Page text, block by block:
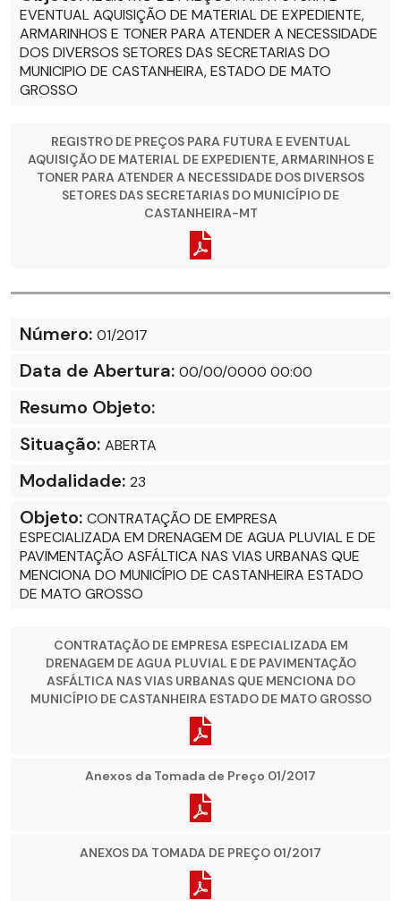
EVENTUAL AQUISIÇÃO DE MATERIAL DE EXPEDIENTE,
ARMARINHOS E TONER PARA ATENDER A NECESSIDADE
DOS DIVERSOS SETORES DAS SECRETARIAS DO
MUNICIPIO DE CASTANHEIRA, ESTADO DE MATO
GROSSO
REGISTRO DE PREÇOS PARA FUTURA E EVENTUAL
AQUISIÇÃO DE MATERIAL DE EXPEDIENTE, ARMARINHOS E
TONER PARA ATENDER A NECESSIDADE DOS DIVERSOS
SETORES DAS SECRETARIAS DO MUNICÍPIO DE
CASTANHEIRA-MT
Número: 01/2017
Data de Abertura: 00/00/0000 00:00
Resumo Objeto:
Situação: ABERTA
Modalidade: 23
Objeto: CONTRATAÇÃO DE EMPRESA
ESPECIALIZADA EM DRENAGEM DE AGUA PLUVIAL E DE
PAVIMENTAÇÃO ASFÁLTICA NAS VIAS URBANAS QUE
MENCIONA DO MUNICÍPIO DE CASTANHEIRA ESTADO
DE MATO GROSSO
CONTRATAÇÃO DE EMPRESA ESPECIALIZADA EM
DRENAGEM DE AGUA PLUVIAL E DE PAVIMENTAÇÃO
ASFÁLTICA NAS VIAS URBANAS QUE MENCIONA DO
MUNICÍPIO DE CASTANHEIRA ESTADO DE MATO GROSSO
Anexos da Tomada de Preço 01/2017
ANEXOS DA TOMADA DE PREÇO 01/2017